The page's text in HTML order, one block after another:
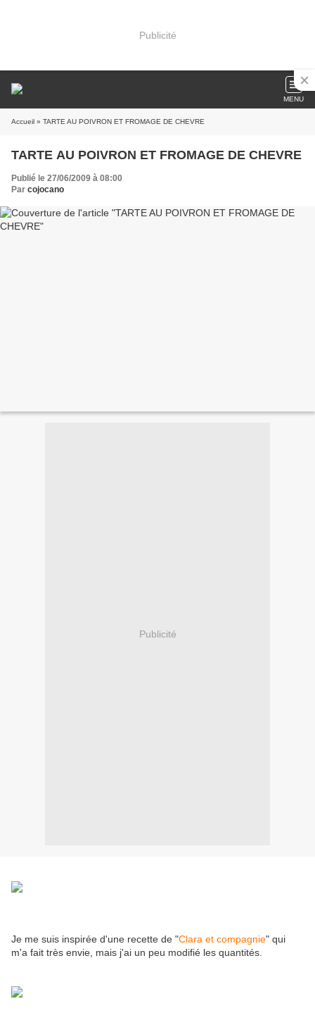
Publicité
MENU
Accueil » TARTE AU POIVRON ET FROMAGE DE CHEVRE
TARTE AU POIVRON ET FROMAGE DE CHEVRE
Publié le 27/06/2009 à 08:00
Par cojocano
Publicité
Je me suis inspirée d'une recette de "Clara et compagnie" qui
m'a fait très envie, mais j'ai un peu modifié les quantités.